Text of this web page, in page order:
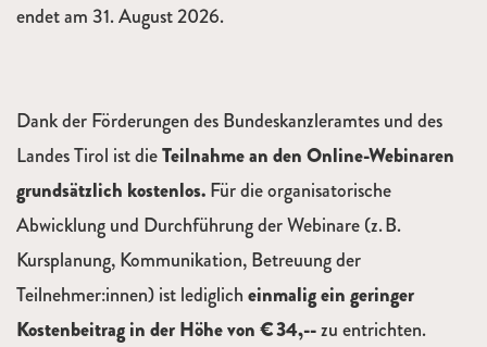
endet am 31. August 2026.
Dank der Förderungen des Bundeskanzleramtes und des
Landes Tirol ist dieTeilnahme an den Online-Webinaren
grundsätzlich kostenlos.Für die organisatorische
Abwicklung und Durchführung der Webinare (z. B.
Kursplanung, Kommunikation, Betreuung der
Teilnehmer:innen) ist lediglicheinmalig ein geringer
Kostenbeitrag in der Höhe von € 34,--zu entrichten.